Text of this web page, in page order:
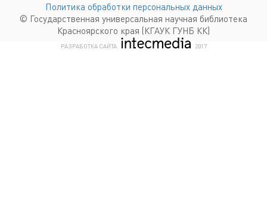
Политика обработки персональных данных
© Государственная универсальная научная библиотека
Красноярского края (КГАУК ГУНБ КК)
РАЗРАБОТКА САЙТА КОМПАНИЯ ИНТЕКМЕДИА
2017